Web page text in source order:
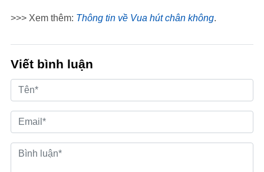
>>> Xem thêm: Thông tin về Vua hút chân không.
Viết bình luận